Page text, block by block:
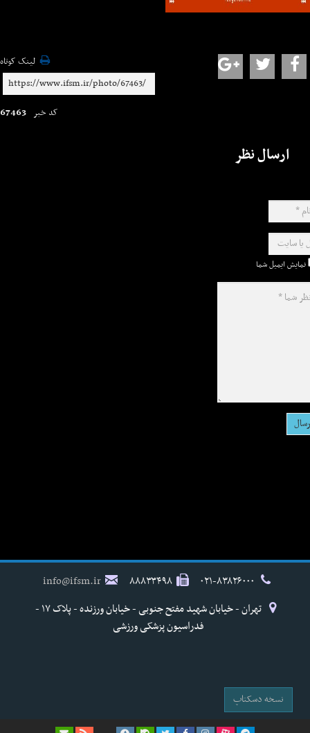
لینک کوتاه
کد خبر 67463
ارسال نظر
نمایش ایمیل شما
۸۸۸۳۳۴۹۸
info@ifsm.ir
تهران - خیابان شهید مفتح جنوبی - خیابان ورزنده - پلاک ۱۷ -
فدراسیون پزشکی ورزشی
نسخه دسکتاپ